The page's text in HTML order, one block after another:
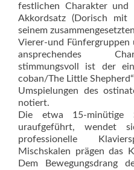
festlichen Charakter
Akkordsatz (Dorisch mit
seinem
Vierer-und
ansprechendes
stimmungsvoll ist der
coban/The Little
Umspielungen des
notiert.
Die etwa 15-minütige
uraufgeführt, wendet
professionelle
Mischskalen prägen das
Dem Bewegungsdrang